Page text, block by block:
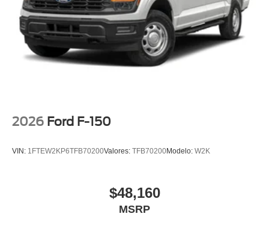
2026 Ford F-150
VIN: 1FTEW2KP6TFB70200Valores: TFB70200Modelo: W2K
$48,160
MSRP